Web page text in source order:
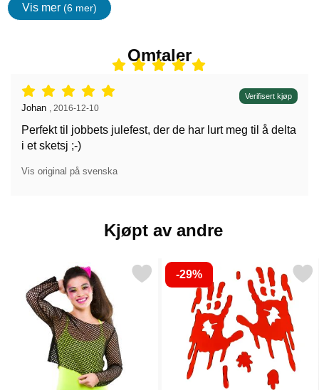
Vis mer (6 mer)
egenskaper
Omtaler
Vurdering: 5 stjerne av 5, Verifisert kjøp
Anmeldelse av:
Johan 2016-12-10
Perfekt til jobbets julefest, der de har lurt meg til å delta
i et sketsj ;-)
Vis original på svenska
Kjøpt av andre
Merk helsetrøye Svart som favoritt
-29%
Merk vindus Klistremerker